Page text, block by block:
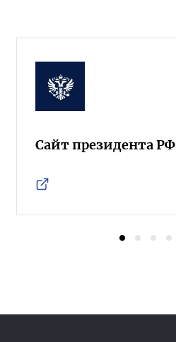
Сайт президента РФ